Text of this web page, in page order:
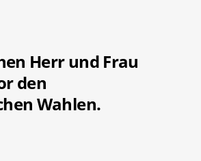
Herr und Frau
den
Wahlen.